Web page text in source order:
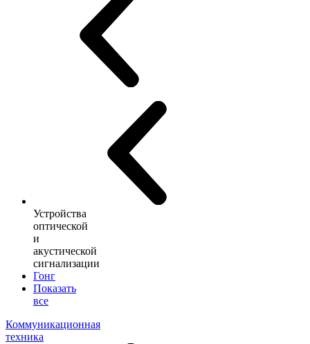
Устройства
оптической
и
акустической
сигнализации
Гонг
Показать
все
Коммуникационная
техника